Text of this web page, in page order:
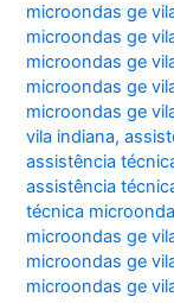
microondas ge
microondas ge
microondas ge
microondas ge
microondas ge
vila indiana,
assistência
assistência
técnica
microondas ge
microondas ge
microondas ge